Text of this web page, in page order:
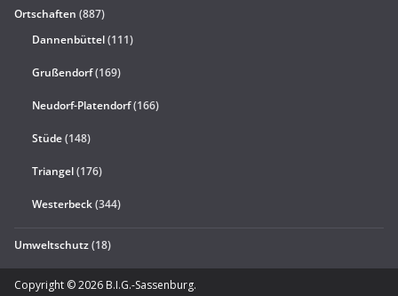
Ortschaften (887)
Dannenbüttel(111)
Grußendorf(169)
Neudorf-Platendorf(166)
Stüde(148)
Triangel(176)
Westerbeck(344)
Umweltschutz(18)
Copyright © 2026 B.I.G.-Sassenburg.